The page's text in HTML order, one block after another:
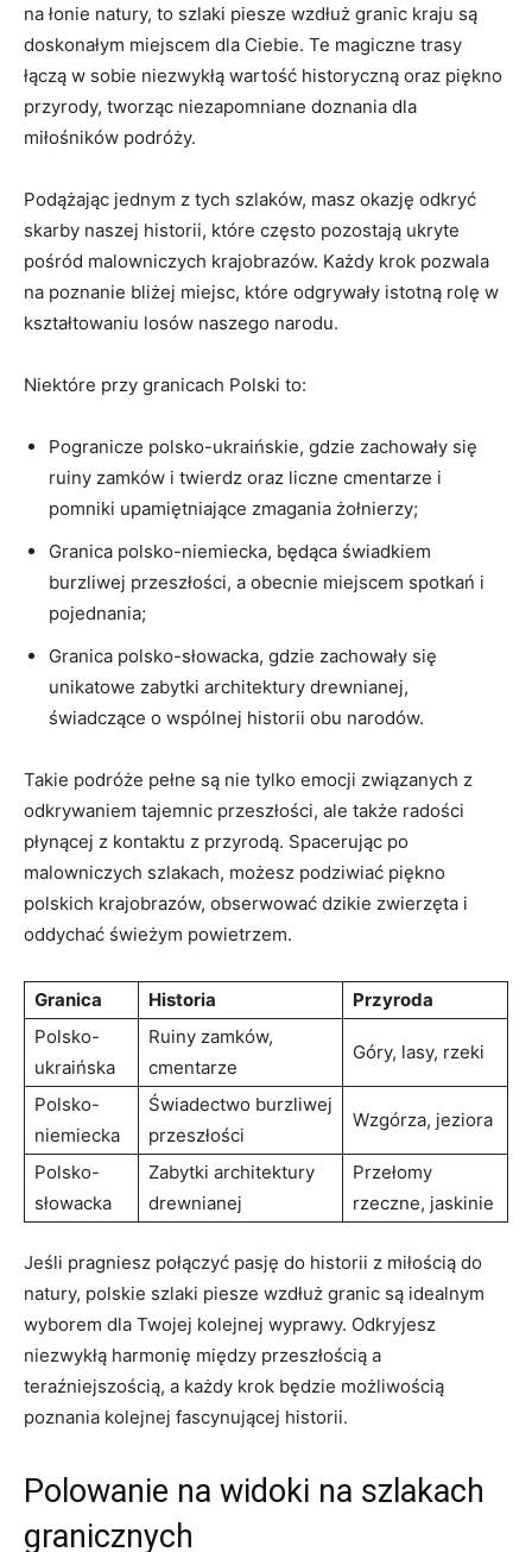
na łonie natury, ⁤to szlaki piesze wzdłuż granic kraju są
doskonałym miejscem dla Ciebie. Te magiczne trasy
łączą w ​sobie niezwykłą wartość historyczną oraz piękno
przyrody, ⁤tworząc niezapomniane doznania dla
miłośników podróży.
Podążając jednym z tych szlaków,⁢ masz okazję odkryć
skarby ‌naszej historii,​ które ⁢często pozostają ukryte
pośród malowniczych krajobrazów. Każdy krok pozwala ​
na poznanie bliżej miejsc, które odgrywały istotną‍ rolę ​w⁤
kształtowaniu losów naszego narodu.
Niektóre przy granicach Polski to:
Pogranicze⁢ polsko-ukraińskie, gdzie zachowały się
ruiny zamków i twierdz​ oraz liczne cmentarze‍ i
pomniki upamiętniające zmagania‌ żołnierzy;
Granica polsko-niemiecka, będąca​ świadkiem
burzliwej przeszłości, a obecnie miejscem spotkań ​i
pojednania;
Granica polsko-słowacka, ​gdzie zachowały‍ się
unikatowe ⁣zabytki architektury ⁣drewnianej,
‍świadczące o​ wspólnej ⁤historii obu ⁢narodów.
Takie podróże pełne są nie tylko emocji związanych z
odkrywaniem tajemnic przeszłości, ale także radości
płynącej z kontaktu ‍z przyrodą. Spacerując po
⁣malowniczych ⁣szlakach, możesz podziwiać piękno
polskich krajobrazów, obserwować ⁢dzikie zwierzęta i
oddychać świeżym⁢ powietrzem.
Granica Historia
Przyroda
Polsko-
ukraińska
Ruiny⁣ zamków,
cmentarze
Góry,‌ lasy, rzeki
Polsko-
niemiecka
Świadectwo burzliwej
przeszłości
Wzgórza, jeziora
Polsko-
słowacka
Zabytki architektury
drewnianej
Przełomy‍
rzeczne, jaskinie
Jeśli ‌pragniesz połączyć pasję⁢ do historii z⁣ miłością‍ do
natury, polskie szlaki piesze wzdłuż granic są idealnym
wyborem dla Twojej ​kolejnej wyprawy. Odkryjesz⁣
niezwykłą harmonię między przeszłością a
teraźniejszością, a każdy krok będzie⁣ możliwością​
poznania ⁤kolejnej fascynującej historii.
Polowanie na widoki na szlakach
granicznych